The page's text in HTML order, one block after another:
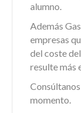
alumno.
Además
empresas
del coste
resulte más
momento.